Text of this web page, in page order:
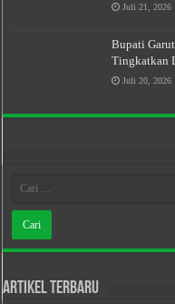
Juli 21, 2026
Bupati
Tingkatkan
Juli 20, 2026
Artikel Terbaru